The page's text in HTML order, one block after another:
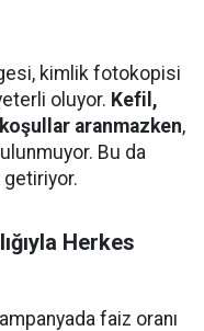
kimlik fotokopisi
oluyor. Kefil,
aranmazken,
Bu da
getiriyor.
Herkes
faiz oranı